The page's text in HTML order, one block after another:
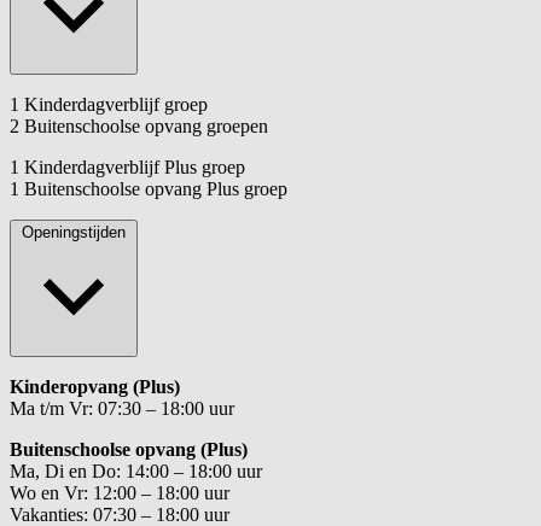
1 Kinderdagverblijf groep
2 Buitenschoolse opvang groepen
1 Kinderdagverblijf Plus groep
1 Buitenschoolse opvang Plus groep
Openingstijden
Kinderopvang (Plus)
Ma t/m Vr: 07:30 – 18:00 uur
Buitenschoolse opvang (Plus)
Ma, Di en Do: 14:00 – 18:00 uur
Wo en Vr: 12:00 – 18:00 uur
Vakanties: 07:30 – 18:00 uur